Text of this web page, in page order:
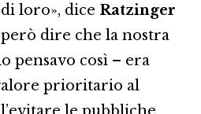
loro», dice Ratzinger
dire che la nostra
pensavo così – era
prioritario al